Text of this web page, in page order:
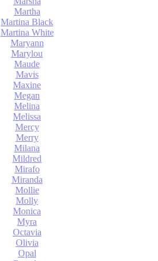
Martha
Martina Black
Martina White
Maryann
Marylou
Maude
Mavis
Maxine
Megan
Melina
Melissa
Mercy
Merry
Milana
Mildred
Mirafo
Miranda
Mollie
Molly
Monica
Myra
Octavia
Olivia
Opal